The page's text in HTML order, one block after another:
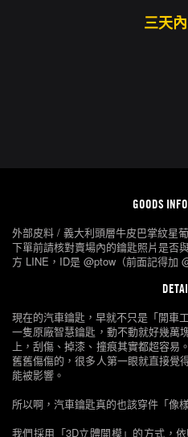
三天
GOODS
外部皮料 / 義大利頭層牛皮巴掌紋星
下單前請核對賣場內的鑰匙照片是否
方 LINE，ID是 @ptow（前面記得加
現在的汽車鑰匙，早就不只是「開車
一隻原廠智慧鑰匙，動不動就好幾萬
上，刮傷、掉漆、撞痕其實都超容易
舊舊傷傷的，很多人第一眼就直接覺
能被影響。
所以啊，汽車鑰匙真的也該穿件「像
我們採用「3D立體開模」的方式，